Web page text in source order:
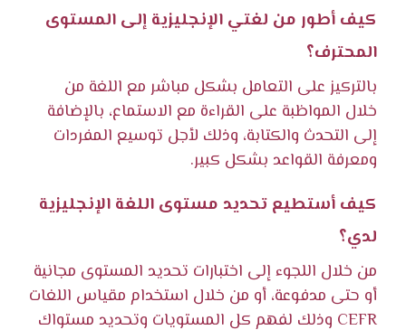
كيف أطور من لغتي الإنجليزية إلى المستوى
المحترف؟
بالتركيز على التعامل بشكل مباشر مع اللغة من
خلال المواظبة على القراءة مع الاستماع، بالإضافة
إلى التحدث والكتابة، وذلك لأجل توسيع المفردات
ومعرفة القواعد بشكل كبير.
كيف أستطيع تحديد مستوى اللغة الإنجليزية
لدي؟
من خلال اللجوء إلى اختبارات تحديد المستوى مجانية
أو حتى مدفوعة، أو من خلال استخدام مقياس اللغات
CEFR وذلك لفهم كل المستويات وتحديد مستواك